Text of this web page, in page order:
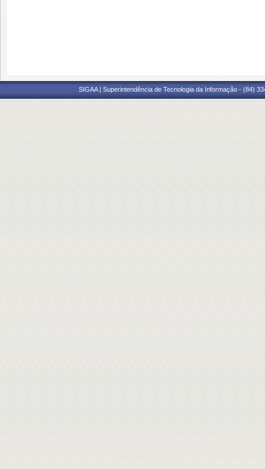
SIGAA | Superintendência de Tecnologia da Informação - (84)